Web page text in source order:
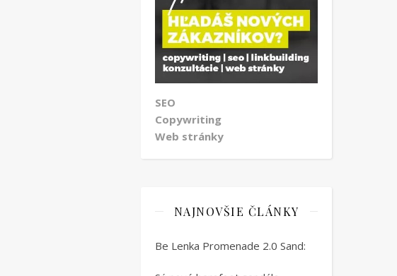
SEO
Copywriting
Web stránky
NAJNOVŠIE ČLÁNKY
Be Lenka Promenade 2.0 Sand: